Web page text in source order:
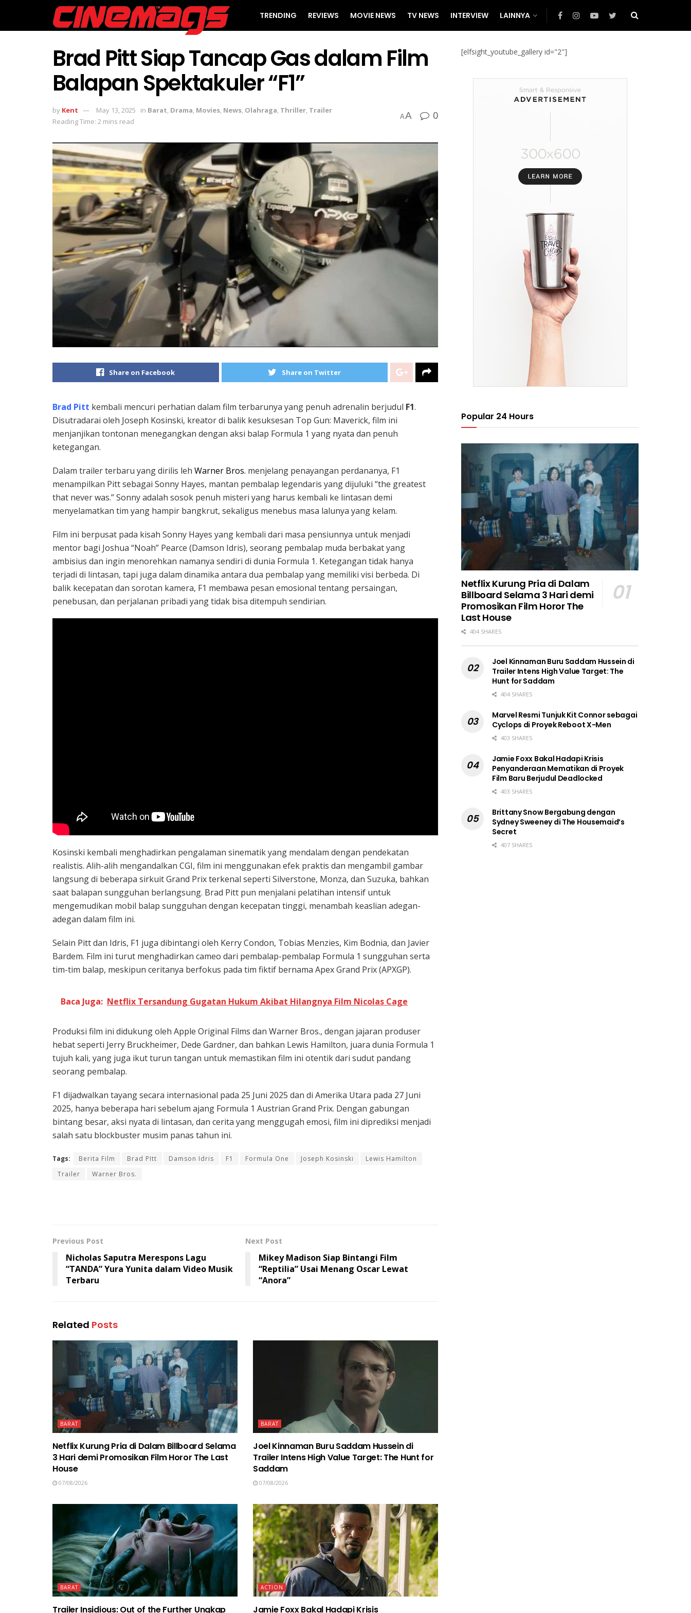
TRENDING REVIEWS MOVIE NEWS TV NEWS INTERVIEW LAINNYA
Brad Pitt Siap Tancap Gas dalam Film
Balapan Spektakuler “F1”
by Kent May 13, 2025 in Barat, Drama, Movies, News, Olahraga, Thriller, Trailer
Reading Time: 2 mins read
AA 0
Share on Facebook Share on Twitter
Brad Pitt kembali mencuri perhatian dalam film terbarunya yang penuh adrenalin berjudul F1.
Disutradarai oleh Joseph Kosinski, kreator di balik kesuksesan Top Gun: Maverick, film ini
menjanjikan tontonan menegangkan dengan aksi balap Formula 1 yang nyata dan penuh
ketegangan.
Dalam trailer terbaru yang dirilis leh Warner Bros. menjelang penayangan perdananya, F1
menampilkan Pitt sebagai Sonny Hayes, mantan pembalap legendaris yang dijuluki “the greatest
that never was.” Sonny adalah sosok penuh misteri yang harus kembali ke lintasan demi
menyelamatkan tim yang hampir bangkrut, sekaligus menebus masa lalunya yang kelam.
Film ini berpusat pada kisah Sonny Hayes yang kembali dari masa pensiunnya untuk menjadi
mentor bagi Joshua “Noah” Pearce (Damson Idris), seorang pembalap muda berbakat yang
ambisius dan ingin menorehkan namanya sendiri di dunia Formula 1. Ketegangan tidak hanya
terjadi di lintasan, tapi juga dalam dinamika antara dua pembalap yang memiliki visi berbeda. Di
balik kecepatan dan sorotan kamera, F1 membawa pesan emosional tentang persaingan,
penebusan, dan perjalanan pribadi yang tidak bisa ditempuh sendirian.
Kosinski kembali menghadirkan pengalaman sinematik yang mendalam dengan pendekatan
realistis. Alih-alih mengandalkan CGI, film ini menggunakan efek praktis dan mengambil gambar
langsung di beberapa sirkuit Grand Prix terkenal seperti Silverstone, Monza, dan Suzuka, bahkan
saat balapan sungguhan berlangsung. Brad Pitt pun menjalani pelatihan intensif untuk
mengemudikan mobil balap sungguhan dengan kecepatan tinggi, menambah keaslian adegan-
adegan dalam film ini.
Selain Pitt dan Idris, F1 juga dibintangi oleh Kerry Condon, Tobias Menzies, Kim Bodnia, dan Javier
Bardem. Film ini turut menghadirkan cameo dari pembalap-pembalap Formula 1 sungguhan serta
tim-tim balap, meskipun ceritanya berfokus pada tim fiktif bernama Apex Grand Prix (APXGP).
Baca Juga: Netflix Tersandung Gugatan Hukum Akibat Hilangnya Film Nicolas Cage
Produksi film ini didukung oleh Apple Original Films dan Warner Bros., dengan jajaran produser
hebat seperti Jerry Bruckheimer, Dede Gardner, dan bahkan Lewis Hamilton, juara dunia Formula 1
tujuh kali, yang juga ikut turun tangan untuk memastikan film ini otentik dari sudut pandang
seorang pembalap.
F1 dijadwalkan tayang secara internasional pada 25 Juni 2025 dan di Amerika Utara pada 27 Juni
2025, hanya beberapa hari sebelum ajang Formula 1 Austrian Grand Prix. Dengan gabungan
bintang besar, aksi nyata di lintasan, dan cerita yang menggugah emosi, film ini diprediksi menjadi
salah satu blockbuster musim panas tahun ini.
Tags: Berita Film Brad PItt Damson Idris F1 Formula One Joseph Kosinski
Lewis Hamilton
Trailer
Warner Bros.
Previous Post
Nicholas Saputra Merespons Lagu
“TANDA” Yura Yunita dalam Video Musik
Terbaru
Next Post
Mikey Madison Siap Bintangi Film
“Reptilia” Usai Menang Oscar Lewat
“Anora”
Related Posts
BARAT
Netflix Kurung Pria di Dalam Billboard Selama
3 Hari demi Promosikan Film Horor The Last
House
07/08/2026
BARAT
Joel Kinnaman Buru Saddam Hussein di
Trailer Intens High Value Target: The Hunt for
Saddam
07/08/2026
BARAT
Trailer Insidious: Out of the Further Ungkap
ACTION
Jamie Foxx Bakal Hadapi Krisis
[elfsight_youtube_gallery id="2"]
Popular 24 Hours
Netflix Kurung Pria di Dalam
Billboard Selama 3 Hari demi
Promosikan Film Horor The
Last House
404 SHARES
Joel Kinnaman Buru Saddam Hussein di
Trailer Intens High Value Target: The
Hunt for Saddam
404 SHARES
Marvel Resmi Tunjuk Kit Connor sebagai
Cyclops di Proyek Reboot X-Men
403 SHARES
Jamie Foxx Bakal Hadapi Krisis
Penyanderaan Mematikan di Proyek
Film Baru Berjudul Deadlocked
403 SHARES
Brittany Snow Bergabung dengan
Sydney Sweeney di The Housemaid’s
Secret
407 SHARES